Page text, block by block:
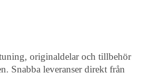
originaldelar och tillbehör
Snabba leveranser direkt från